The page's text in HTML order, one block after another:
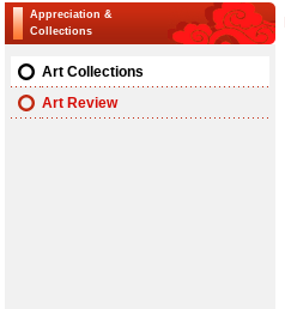
Appreciation &
Collections
Art Collections
Art Review